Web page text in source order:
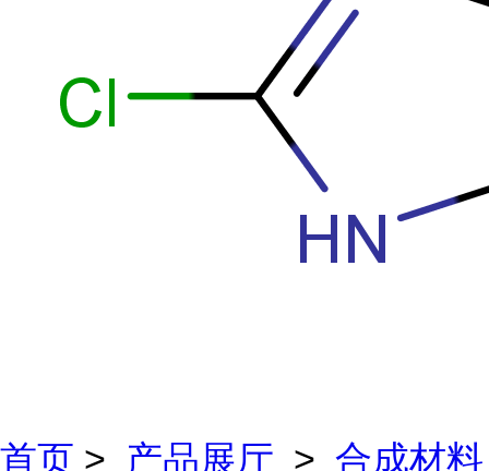
首页 > 产品展厅 > 合成材料